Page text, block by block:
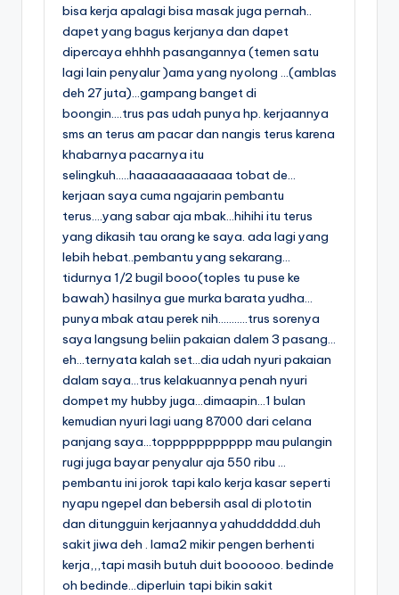
bisa kerja apalagi bisa masak juga pernah..
dapet yang bagus kerjanya dan dapet
dipercaya ehhhh pasangannya (temen satu
lagi lain penyalur )ama yang nyolong …(amblas
deh 27 juta)…gampang banget di
boongin….trus pas udah punya hp. kerjaannya
sms an terus am pacar dan nangis terus karena
khabarnya pacarnya itu
selingkuh…..haaaaaaaaaaaa tobat de…
kerjaan saya cuma ngajarin pembantu
terus….yang sabar aja mbak…hihihi itu terus
yang dikasih tau orang ke saya. ada lagi yang
lebih hebat..pembantu yang sekarang…
tidurnya 1/2 bugil booo(toples tu puse ke
bawah) hasilnya gue murka barata yudha…
punya mbak atau perek nih………..trus sorenya
saya langsung beliin pakaian dalem 3 pasang…
eh…ternyata kalah set…dia udah nyuri pakaian
dalam saya…trus kelakuannya penah nyuri
dompet my hubby juga…dimaapin…1 bulan
kemudian nyuri lagi uang 87000 dari celana
panjang saya…toppppppppppp mau pulangin
rugi juga bayar penyalur aja 550 ribu …
pembantu ini jorok tapi kalo kerja kasar seperti
nyapu ngepel dan bebersih asal di plototin
dan ditungguin kerjaannya yahudddddd.duh
sakit jiwa deh . lama2 mikir pengen berhenti
kerja,,,tapi masih butuh duit boooooo. bedinde
oh bedinde…diperluin tapi bikin sakit